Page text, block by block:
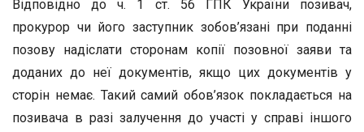
Відповідно до ч. 1 ст. 56 ГПК України позивач,
прокурор чи його заступник зобов’язані при поданні
позову надіслати сторонам копії позовної заяви та
доданих до неї документів, якщо цих документів у
сторін немає. Такий самий обов’язок покладається на
позивача в разі залучення до участі у справі іншого